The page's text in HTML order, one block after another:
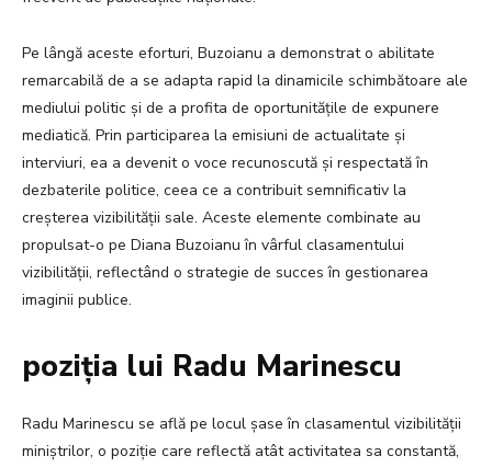
Pe lângă aceste eforturi, Buzoianu a demonstrat o abilitate
remarcabilă de a se adapta rapid la dinamicile schimbătoare ale
mediului politic și de a profita de oportunitățile de expunere
mediatică. Prin participarea la emisiuni de actualitate și
interviuri, ea a devenit o voce recunoscută și respectată în
dezbaterile politice, ceea ce a contribuit semnificativ la
creșterea vizibilității sale. Aceste elemente combinate au
propulsat-o pe Diana Buzoianu în vârful clasamentului
vizibilității, reflectând o strategie de succes în gestionarea
imaginii publice.
poziția lui Radu Marinescu
Radu Marinescu se află pe locul șase în clasamentul vizibilității
miniștrilor, o poziție care reflectă atât activitatea sa constantă,